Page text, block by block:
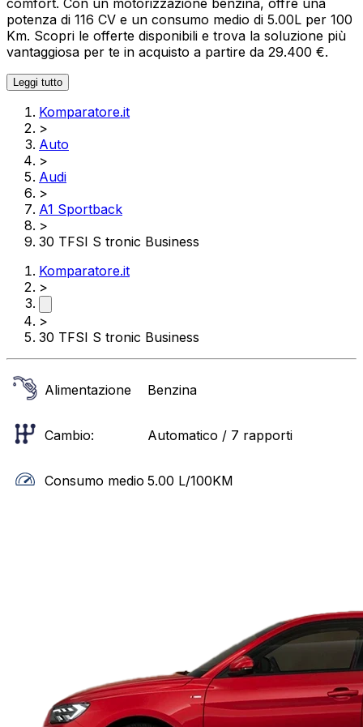
potenza di 116 CV e un consumo medio di 5.00L per 100
Km. Scopri le offerte disponibili e trova la soluzione più
vantaggiosa per te in acquisto a partire da 29.400 €.
Leggi tutto
Komparatore.it
>
Auto
>
Audi
>
A1 Sportback
>
30 TFSI S tronic Business
Komparatore.it
>
>
30 TFSI S tronic Business
Alimentazione Benzina
Cambio: Automatico / 7 rapporti
Consumo medio 5.00 L/100KM